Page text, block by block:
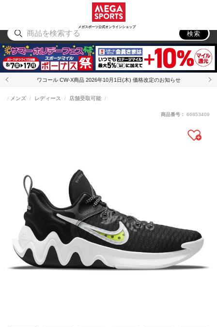
メガスポーツ公式オンラインショップ
アウトドア
検索
ワコール CW-X商品 2026年10月1日(木) 価格改定のお知らせ
メンズ レディース 店舗受取可能
商品番号： 66853409